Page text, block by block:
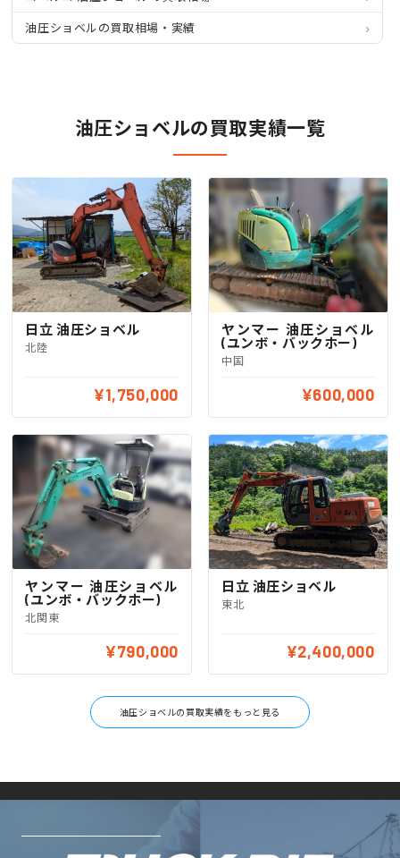
油圧ショベルの買取相場・実績
油圧ショベルの買取実績一覧
日立 油圧ショベル
北陸
¥1,750,000
ヤンマー 油圧ショベル
(ユンボ・バックホー)
中国
¥600,000
ヤンマー 油圧ショベル
(ユンボ・バックホー)
北関東
¥790,000
日立 油圧ショベル
東北
¥2,400,000
油圧ショベルの買取実績をもっと見る